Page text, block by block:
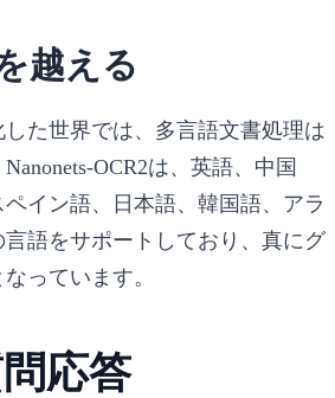
越える
た世界では、多言語文書処理は
OCR2は、英語、中国
イン語、日本語、韓国語、アラ
語をサポートしており、真にグ
っています。
応答